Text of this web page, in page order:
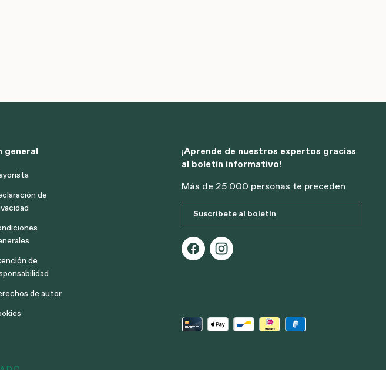
general
de
de
de autor
¡Aprende de nuestros expertos gracias
al boletín informativo!
Más de 25 000 personas te preceden
Suscríbete al boletín